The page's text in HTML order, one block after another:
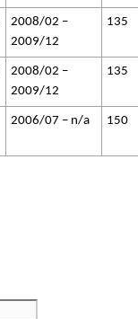
2008/02 –
2009/12
135
2008/02 –
2009/12
135
2006/07 – n/a 150